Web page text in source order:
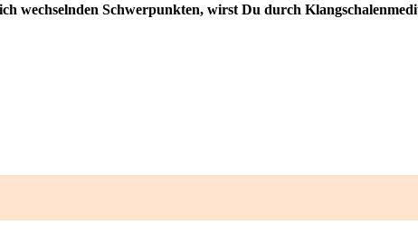
wechselnden Schwerpunkten, wirst Du durch